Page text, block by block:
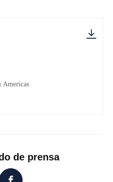
Americas
de prensa